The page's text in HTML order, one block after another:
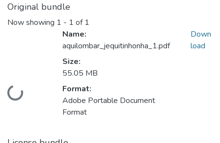
Original bundle
Now showing 1 - 1 of 1
Loading...
Name:
aquilombar_jequitinhonha_1.pdf
Size:
55.05 MB
Format:
Adobe Portable Document
Format
Down
load